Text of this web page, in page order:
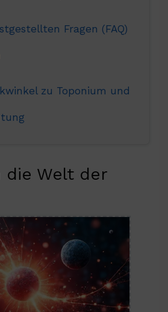
Fragen (FAQ)
zu Toponium und
die Welt der